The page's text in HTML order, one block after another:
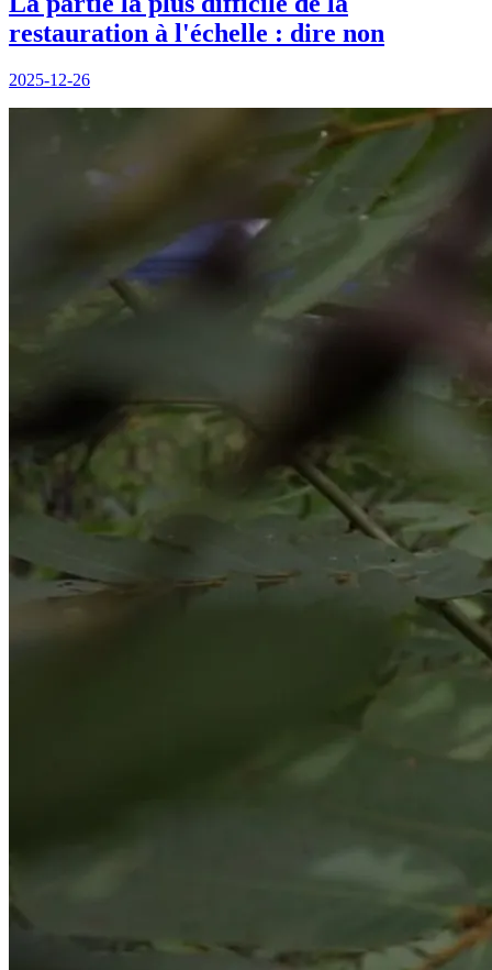
restauration à l'échelle : dire non
2025-12-26